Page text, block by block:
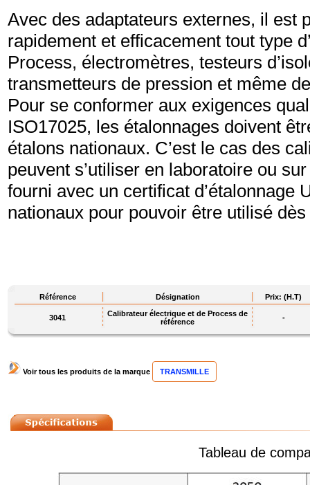
Avec des adaptateurs externes, il est
rapidement et efficacement tout type
Process, électromètres, testeurs
transmetteurs de pression et même
Pour se conformer aux exigences
ISO17025, les étalonnages doivent
étalons nationaux. C’est le cas des
peuvent s’utiliser en laboratoire ou
fourni avec un certificat d’étalonnage
nationaux pour pouvoir être utilisé
Référence Désignation Prix: (H.T)
3041
Calibrateur électrique et de Process de
référence
-
Voir tous les produits de la marque TRANSMILLE
Tableau de